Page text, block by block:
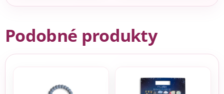
Podobné produkty